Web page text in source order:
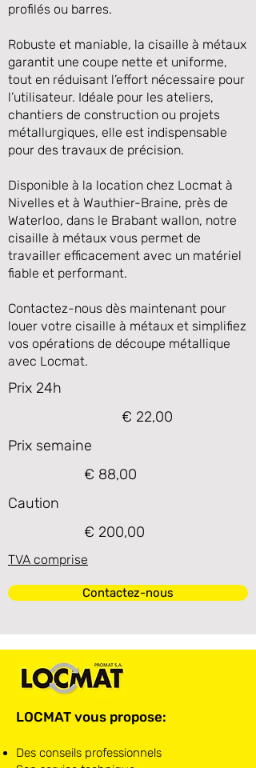
Précédente Suivante
profilés ou barres.
Robuste et maniable, la cisaille à métaux
garantit une coupe nette et uniforme,
tout en réduisant l’effort nécessaire pour
l’utilisateur. Idéale pour les ateliers,
chantiers de construction ou projets
métallurgiques, elle est indispensable
pour des travaux de précision.
Disponible à la location chez Locmat à
Nivelles et à Wauthier-Braine, près de
Waterloo, dans le Brabant wallon, notre
cisaille à métaux vous permet de
travailler efficacement avec un matériel
fiable et performant.
Contactez-nous dès maintenant pour
louer votre cisaille à métaux et simplifiez
vos opérations de découpe métallique
avec Locmat.
Prix 24h
€ 22,00
Prix semaine
€ 88,00
Caution
€ 200,00
TVA comprise
Contactez-nous
LOCMAT vous propose:
Des conseils professionnels